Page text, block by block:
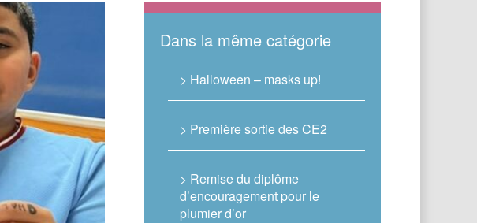
Dans la même catégorie
> Halloween – masks up!
> Première sortie des CE2
> Remise du diplôme
d’encouragement pour le
plumier d’or